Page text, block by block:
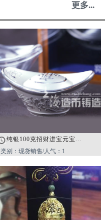
更多...
纯银100克招财进宝元宝...
类别：现货销售/人气：1